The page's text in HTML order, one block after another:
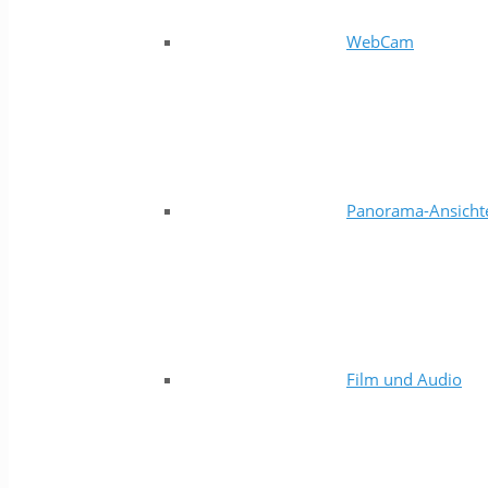
WebCam
Panorama-
Film und Audio